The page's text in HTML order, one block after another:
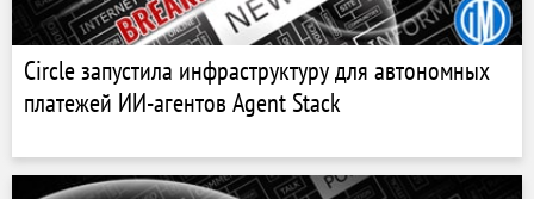
Circle запустила инфраструктуру для автономных
платежей ИИ-агентов Agent Stack